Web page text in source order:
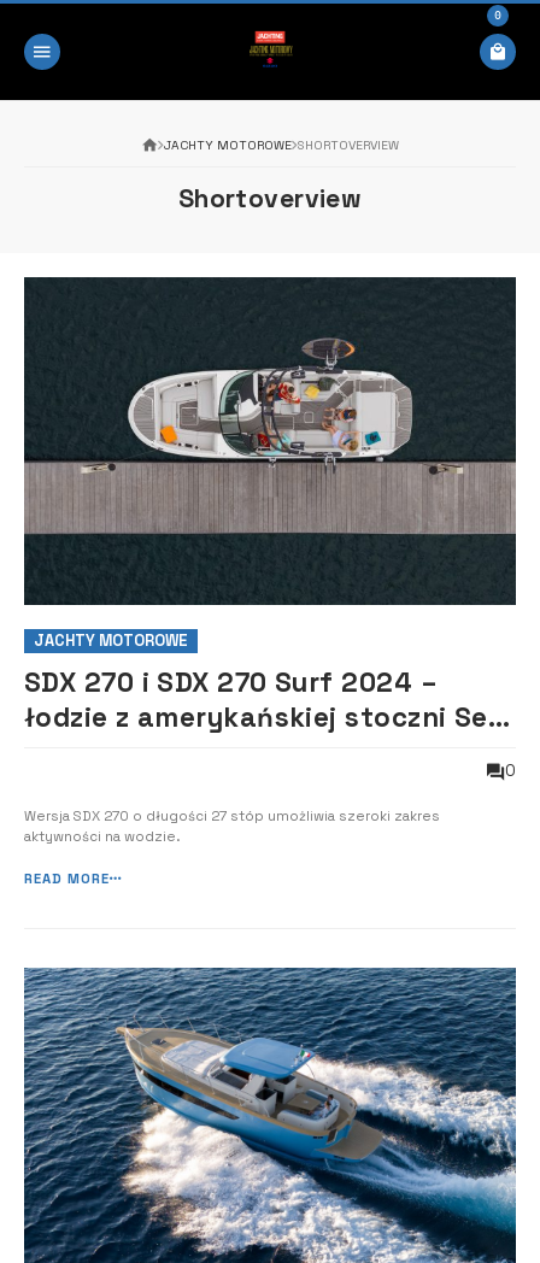
0
JACHTY MOTOROWE SHORTOVERVIEW
Shortoverview
JACHTY MOTOROWE
SDX 270 i SDX 270 Surf 2024 –
łodzie z amerykańskiej stoczni Sea
0
Wersja SDX 270 o długości 27 stóp umożliwia szeroki zakres
aktywności na wodzie.
READ MORE